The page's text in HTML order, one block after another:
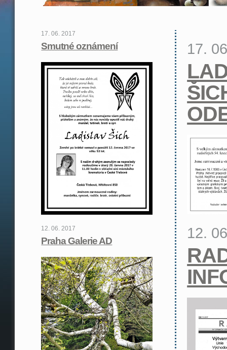
17. 06. 2017
Smutné oznámení
12. 06. 2017
Praha Galerie AD
17.
12.